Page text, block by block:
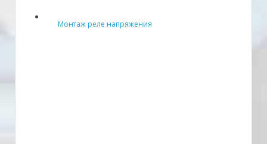
Монтаж реле напряжения